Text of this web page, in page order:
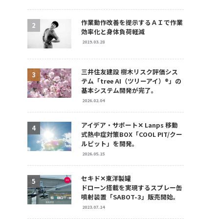
作業動作改善を提示するＡＩで作業
効率化と身体負荷軽減
2019.03.28
三井住友建設 樹木リスク評価シス
テム「tree AI（ツリーアイ）®」の
基本システム開発が完了。
2026.02.04
アイデア・サポート✕ Lanps 移動
式熱中症対策BOX「COOL PIT/クー
ルピット」を開発。
2026.05.15
セキド✕東洋製罐
ドローン搭載を実現するスプレー缶
噴射装置「SABOT-3」販売開始。
2023.07.14